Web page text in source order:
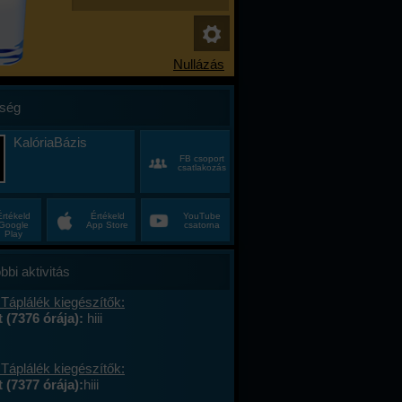
KalóriaBázis
FB csoport
csatlakozás
Play
Értékeld
App Store
YouTube
csatorna
aktivitás
kiegészítők:
(7376 órája): hiii
kiegészítők:
(7377 órája):hiii